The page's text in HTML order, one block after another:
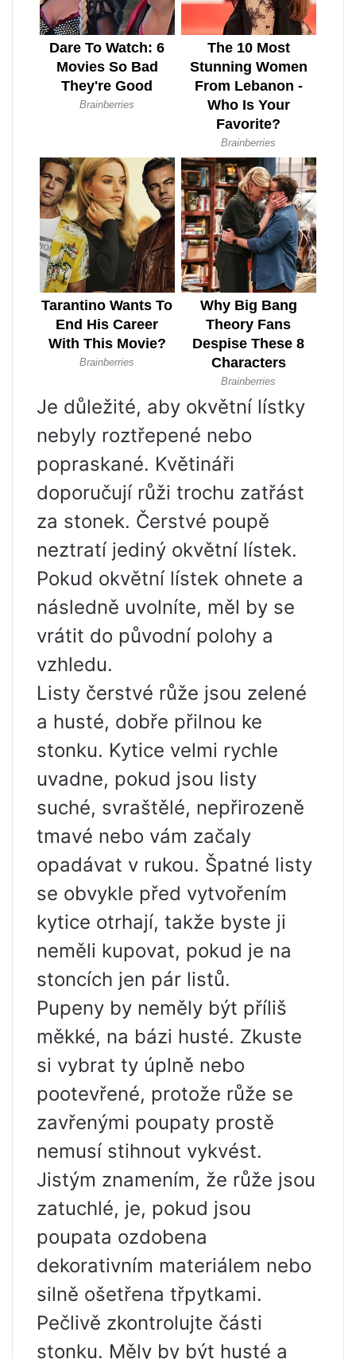
Je důležité, aby okvětní lístky
nebyly roztřepené nebo
popraskané. Květináři
doporučují růži trochu zatřást
za stonek. Čerstvé poupě
neztratí jediný okvětní lístek.
Pokud okvětní lístek ohnete a
následně uvolníte, měl by se
vrátit do původní polohy a
vzhledu.
Listy čerstvé růže jsou zelené
a husté, dobře přilnou ke
stonku. Kytice velmi rychle
uvadne, pokud jsou listy
suché, svraštělé, nepřirozeně
tmavé nebo vám začaly
opadávat v rukou. Špatné listy
se obvykle před vytvořením
kytice otrhají, takže byste ji
neměli kupovat, pokud je na
stoncích jen pár listů.
Pupeny by neměly být příliš
měkké, na bázi husté. Zkuste
si vybrat ty úplně nebo
pootevřené, protože růže se
zavřenými poupaty prostě
nemusí stihnout vykvést.
Jistým znamením, že růže jsou
zatuchlé, je, pokud jsou
poupata ozdobena
dekorativním materiálem nebo
silně ošetřena třpytkami.
Pečlivě zkontrolujte části
stonku. Měly by být husté a